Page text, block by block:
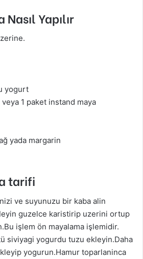
Yapılır
yogurt
veya 1 paket instand maya
yada margarin
tarifi
ve suyunuzu bir kaba alin
guzelce karistirip uzerini ortup
işlem ön mayalama işlemidir.
siviyagi yogurdu tuzu ekleyin.Daha
yogurun.Hamur toparlaninca